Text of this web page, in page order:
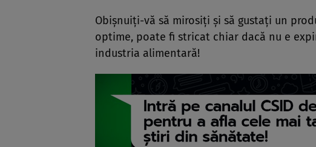
Obișnuiți-vă să mirosiți și să gustați un
optime, poate fi stricat chiar dacă nu e
industria alimentară!